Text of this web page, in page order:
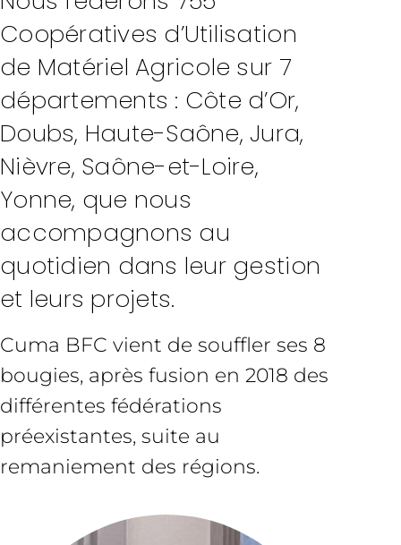
Coopératives d’Utilisation
de Matériel Agricole sur 7
départements : Côte d’Or,
Doubs, Haute-Saône, Jura,
Nièvre, Saône-et-Loire,
Yonne, que nous
accompagnons au
quotidien dans leur gestion
et leurs projets.
Cuma BFC vient de souffler ses 8
bougies, après fusion en 2018 des
différentes fédérations
préexistantes, suite au
remaniement des régions.